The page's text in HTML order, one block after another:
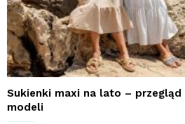
Sukienki maxi na lato – przegląd
modeli